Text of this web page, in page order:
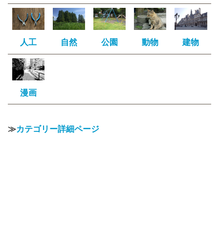
人工 自然 公園 動物 建物
漫画
≫カテゴリー詳細ページ